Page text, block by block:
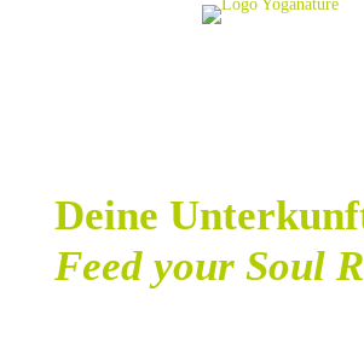
Deine
Feed your Soul